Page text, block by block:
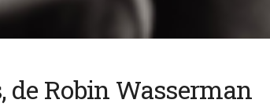
de Robin Wasserman